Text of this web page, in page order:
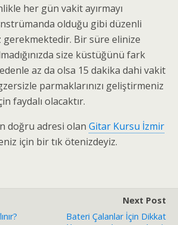
her gün vakit ayırmayı
olduğu gibi düzenli
gerekmektedir. Bir süre elinize
size küstüğünü fark
az da olsa 15 dakika dahi vakit
parmaklarınızı geliştirmeniz
faydalı olacaktır.
doğru adresi olan Gitar Kursu İzmir
için bir tık ötenizdeyiz.
Next Post
Bateri Çalanlar İçin Dikkat